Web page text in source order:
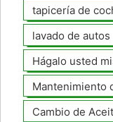
tapicería de
lavado de autos
Hágalo usted
Mantenimiento
Cambio de